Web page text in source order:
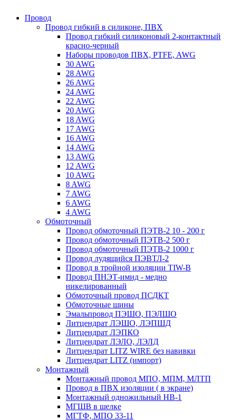
Провод
Провод гибкий в силиконе, ПВХ
Провод гибкий силиконовый 2-контактный
красно-черный
Наборы проводов ПВХ, PTFE, AWG
30 AWG
28 AWG
26 AWG
24 AWG
22 AWG
20 AWG
18 AWG
17 AWG
16 AWG
14 AWG
13 AWG
12 AWG
10 AWG
8 AWG
7 AWG
6 AWG
4 AWG
Обмоточный
Провод обмоточный ПЭТВ-2 10 - 200 г
Провод обмоточный ПЭТВ-2 500 г
Провод обмоточный ПЭТВ-2 1000 г
Провод лудящийся ПЭВТЛ-2
Провод в тройной изоляции TIW-B
Провод ПНЭТ-имид - медно
никелированный
Обмоточный провод ПСДКТ
Обмоточные шины
Эмальпровод ПЭШО, ПЭЛШО
Литцендрат ЛЭШО, ЛЭПШД
Литцендрат ЛЭПКО
Литцендрат ЛЭЛО, ЛЭЛД
Литцендрат LITZ WIRE без навивки
Литцендрат LITZ (импорт)
Монтажный
Монтажный провод МПО, МПМ, МЛТП
Провод в ПВХ изоляции ( в экране)
Монтажный одножильный HB-1
МГШВ в шелке
МГТФ, МПО 33-11